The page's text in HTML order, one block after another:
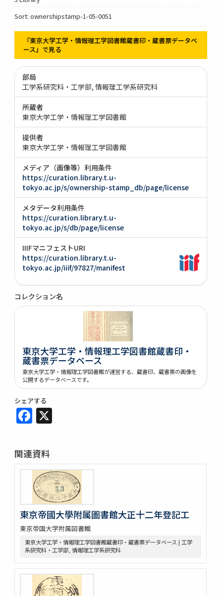
Sort: ownershipstamp-1-05-0051
『東京大学工学・情報理工学図書館蔵書印・蔵書票データベ
ース』で見る
部局
工学系研究科・工学部 情報理工学系研究科
所蔵者
東京大学工学・情報理工学図書館
提供者
東京大学工学・情報理工学図書館
メディア（画像等）利用条件
https://curation.library.t.u-
tokyo.ac.jp/s/ownership-stamp_db/page/license
メタデータ利用条件
https://curation.library.t.u-
tokyo.ac.jp/s/db/page/license
IIIFマニフェストURI
https://curation.library.t.u-
tokyo.ac.jp/iiif/97827/manifest
コレクション名
東京大学工学・情報理工学図書館蔵書印・
蔵書票データベース
東京大学工学・情報理工学図書館が運営する、蔵書印、蔵書票の画像を
公開するデータベースです。
シェアする
Facebook
関連資料
東京帝國大學附属圖書館大正十二年登記工
東京帝国大学附属図書館
東京大学工学・情報理工学図書館蔵書印・蔵書票データベース | 工学
系研究科・工学部, 情報理工学系研究科